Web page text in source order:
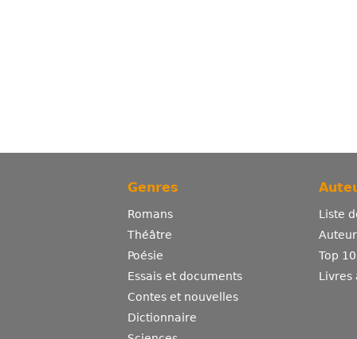
Genres
Romans
Théâtre
Poésie
Essais et documents
Contes et nouvelles
Dictionnaire
Liste
Top
Livres